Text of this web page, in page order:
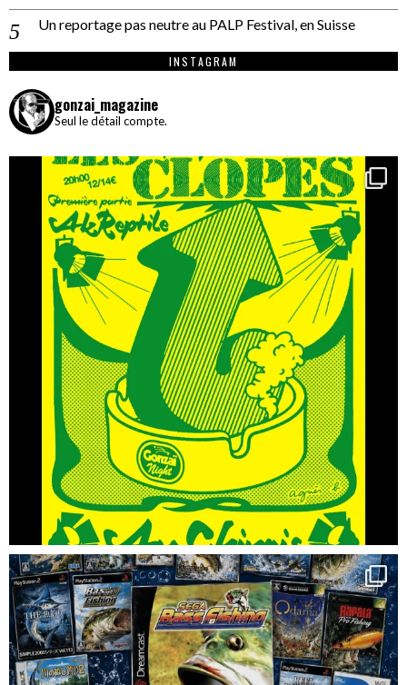
Un reportage pas neutre au PALP Festival, en Suisse
INSTAGRAM
gonzai_magazine
Seul le détail compte.